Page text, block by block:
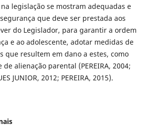
legislação se mostram adequadas e
que deve ser prestada aos
do Legislador, para garantir a ordem
e ao adolescente, adotar medidas de
que resultem em dano a estes, como
alienação parental (PEREIRA, 2004;
JUNIOR, 2012; PEREIRA, 2015).